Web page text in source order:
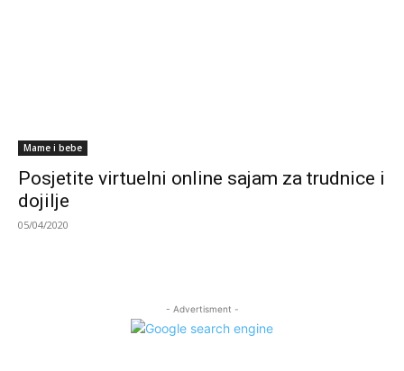
Mame i bebe
Posjetite virtuelni online sajam za trudnice i
dojilje
05/04/2020
- Advertisment -